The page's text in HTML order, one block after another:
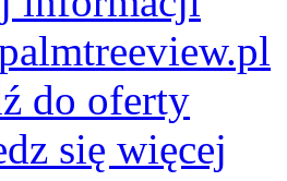
do oferty
się więcej